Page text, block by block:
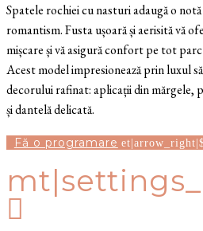
Spatele rochiei cu nasturi adaugă o
romantism. Fusta ușoară și aerisită vă
mișcare și vă asigură confort pe tot
Acest model impresionează prin luxul
decorului rafinat: aplicații din mărgele,
și dantelă delicată.
Fă o programare
